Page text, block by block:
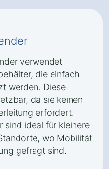
verwendet
die einfach
werden. Diese
da sie keinen
erfordert.
sind ideal für kleinere
wo Mobilität
gefragt sind.